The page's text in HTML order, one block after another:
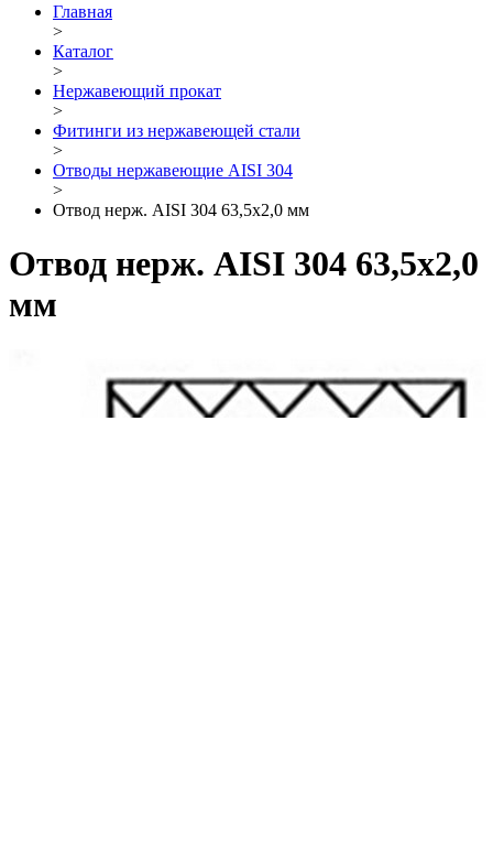
Главная
>
Каталог
>
Нержавеющий прокат
>
Фитинги из нержавеющей стали
>
Отводы нержавеющие AISI 304
>
Отвод нерж. AISI 304 63,5х2,0 мм
Отвод нерж. AISI 304 63,5х2,0
мм